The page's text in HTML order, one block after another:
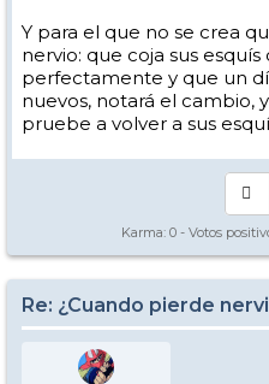
Y para el que no se crea
nervio: que coja sus esquís
perfectamente y que un
nuevos, notará el cambio,
pruebe a volver a sus
Karma: 0 - Votos
Re: ¿Cuando pierde